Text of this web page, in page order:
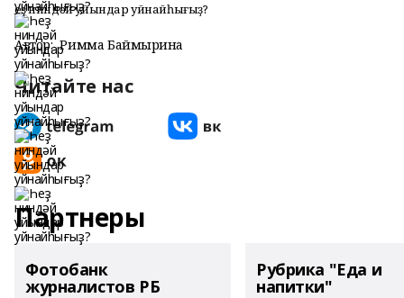
Һеҙ ниндәй уйындар уйнайһығыҙ?
Автор: Римма Баймырҙина
Читайте нас
Партнеры
Фотобанк
журналистов РБ
Рубрика "Еда и
напитки"